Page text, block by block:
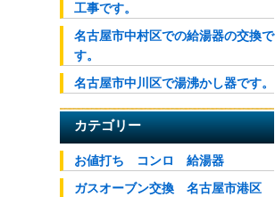
工事です。
名古屋市中村区での給湯器の交換で
す。
名古屋市中川区で湯沸かし器です。
カテゴリー
お値打ち コンロ 給湯器
ガスオーブン交換 名古屋市港区